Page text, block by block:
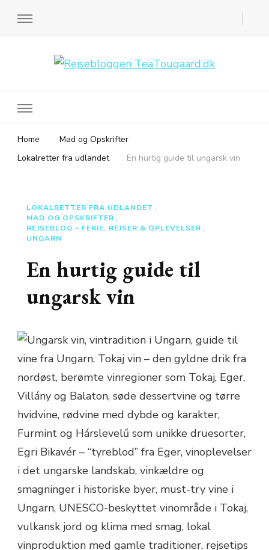
Home
Mad og Opskrifter
Lokalretter fra udlandet
En hurtig guide til ungarsk vin
LOKALRETTER FRA UDLANDET
MAD OG OPSKRIFTER
REJSEBLOG - FERIE, REJSER & OPLEVELSER
UNGARN
En hurtig guide til
ungarsk vin